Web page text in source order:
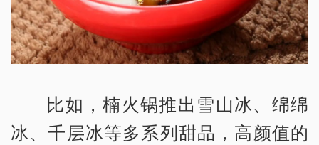
比如，楠火锅推出雪山冰、绵绵
冰、千层冰等多系列甜品，高颜值的